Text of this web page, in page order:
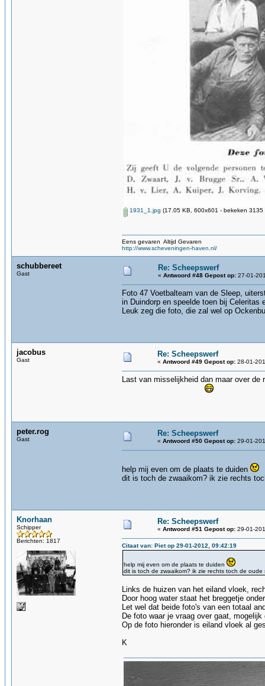
1931_1.jpg (17.05 KB, 600x601 - bekeken 3135
Eens gevaren Altijd Gevaren
http://www.scheveningen-haven.nl/
schubbereet
Gast
Re: Scheepswerf
« Antwoord #48 Gepost op: 27-01-
Foto 47 Voetbalteam van de Sleep,
in Duindorp en speelde toen bij
Leuk zeg die foto, die zal wel op
jacobus
Gast
Re: Scheepswerf
« Antwoord #49 Gepost op: 28-01-
Last van misselijkheid dan maar over de
peter.rog
Gast
Re: Scheepswerf
« Antwoord #50 Gepost op: 29-01-
help mij even om de plaats te duiden
dit is toch de zwaaikom? ik zie rechts
Knorhaan
Schipper
Berichten: 1817
Re: Scheepswerf
« Antwoord #51 Gepost op: 29-01-
Citaat van: Piet op 29-01-2012, 09:42:19
help mij even om de plaats te duiden
dit is toch de zwaaikom? ik zie rechts toch de oude
Links de huizen van het eiland vloek,
Door hoog water staat het breggetje
Let wel dat beide foto's van een totaal
De foto waar je vraag over gaat,
Op de foto hieronder is eiland vloek al
K